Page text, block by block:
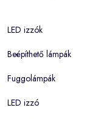
LED izzók
Beépíthető lámpák
Fuggolámpák
LED izzó